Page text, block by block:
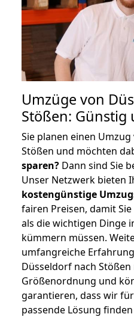
Umzüge von
Stößen: Günstig
Sie planen einen
Stößen und möchten
sparen? Dann sind Sie
Unser Netzwerk bieten
kostengünstige
fairen Preisen, damit
als die wichtigen Dinge
kümmern müssen.
umfangreiche
Düsseldorf nach
Größenordnung und
garantieren, dass wir
passende Lösung